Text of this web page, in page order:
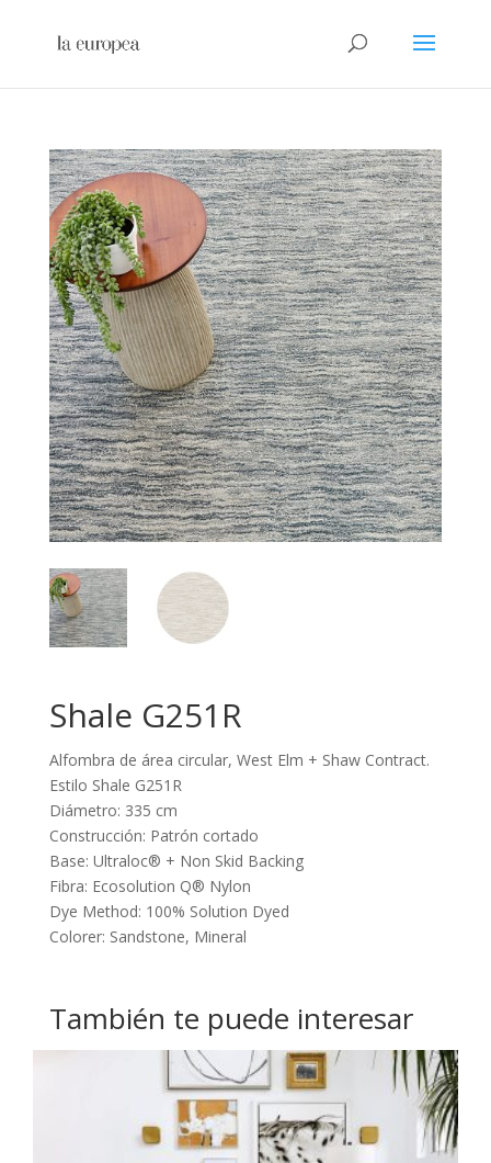
Shale G251R
Alfombra de área circular, West Elm + Shaw Contract.
Estilo Shale G251R
Diámetro: 335 cm
Construcción: Patrón cortado
Base: Ultraloc® + Non Skid Backing
Fibra: Ecosolution Q® Nylon
Dye Method: 100% Solution Dyed
Colorer: Sandstone, Mineral
También te puede interesar